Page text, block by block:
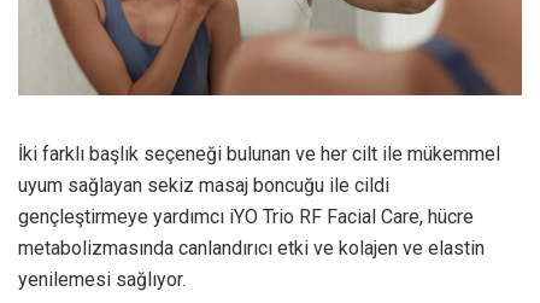
İki farklı başlık seçeneği bulunan ve her cilt ile mükemmel
uyum sağlayan sekiz masaj boncuğu ile cildi
gençleştirmeye yardımcı iYO Trio RF Facial Care, hücre
metabolizmasında canlandırıcı etki ve kolajen ve elastin
yenilemesi sağlıyor.